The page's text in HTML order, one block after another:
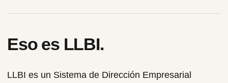
Eso es LLBI.
LLBI es un Sistema de Dirección Empresarial